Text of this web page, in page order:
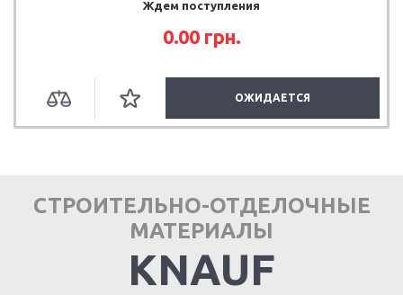
Ждем поступления
0.00 грн.
ОЖИДАЕТСЯ
СТРОИТЕЛЬНО-ОТДЕЛОЧНЫЕ
МАТЕРИАЛЫ
KNAUF